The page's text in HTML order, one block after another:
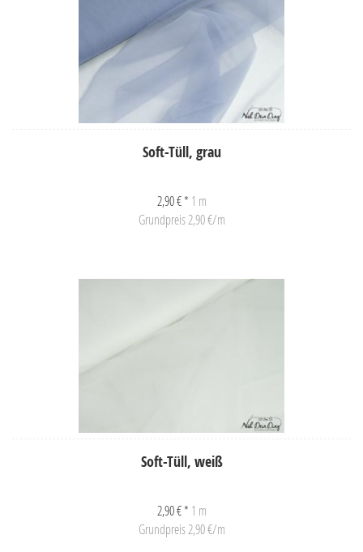
Soft-Tüll, grau
2,90 € * 1 m
Grundpreis 2,90 €/m
Soft-Tüll, weiß
2,90 € * 1 m
Grundpreis 2,90 €/m